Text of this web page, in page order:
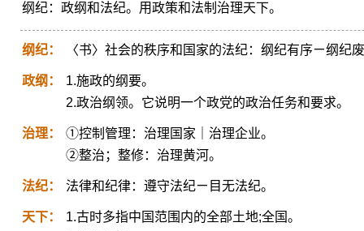
纲纪：政纲和法纪。用政策和法制治理天下。
纲纪： 〈书〉社会的秩序和国家的法纪：纲纪有序ㄧ纲纪
政纲：
1.施政的纲要。
2.政治纲领。它说明一个政党的政治任务和要求。
治理：
①控制管理：治理国家｜治理企业。
②整治；整修：治理黄河。
法纪： 法律和纪律：遵守法纪ㄧ目无法纪。
天下：
1.古时多指中国范围内的全部土地;全国。